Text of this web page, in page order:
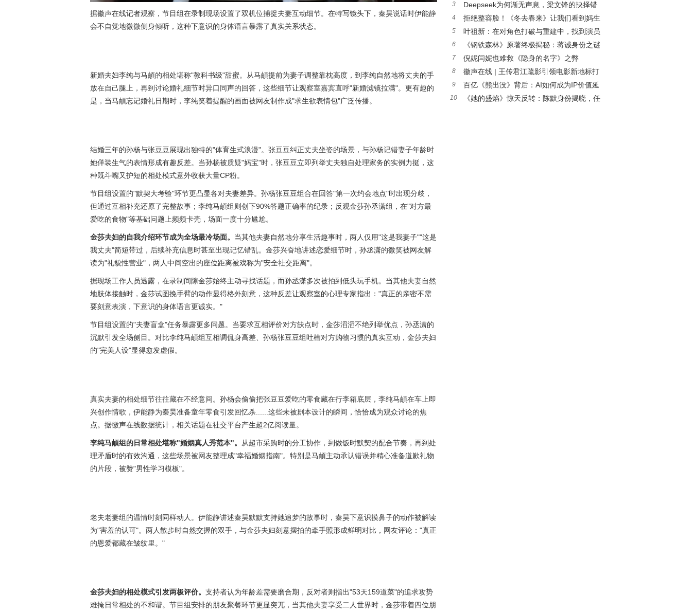
据徽声在线记者观察，节目组在录制现场设置了双机位捕捉夫妻互动细节。在特写镜头下，秦昊说话时伊能静
会不自觉地微微侧身倾听，这种下意识的身体语言暴露了真实关系状态。
新婚夫妇李纯与马頔的相处堪称"教科书级"甜蜜。从马頔提前为妻子调整靠枕高度，到李纯自然地将丈夫的手
放在自己腿上，再到讨论婚礼细节时异口同声的回答，这些细节让观察室嘉宾直呼"新婚滤镜拉满"。更有趣的
是，当马頔忘记婚礼日期时，李纯笑着提醒的画面被网友制作成"求生欲表情包"广泛传播。
结婚三年的孙杨与张豆豆展现出独特的"体育生式浪漫"。张豆豆纠正丈夫坐姿的场景，与孙杨记错妻子年龄时
她佯装生气的表情形成有趣反差。当孙杨被质疑"妈宝"时，张豆豆立即列举丈夫独自处理家务的实例力挺，这
种既斗嘴又护短的相处模式意外收获大量CP粉。
节目组设置的"默契大考验"环节更凸显各对夫妻差异。孙杨张豆豆组合在回答"第一次约会地点"时出现分歧，
但通过互相补充还原了完整故事；李纯马頔组则创下90%答题正确率的纪录；反观金莎孙丞潇组，在"对方最
爱吃的食物"等基础问题上频频卡壳，场面一度十分尴尬。
金莎夫妇的自我介绍环节成为全场最冷场面。 当其他夫妻自然地分享生活趣事时，两人仅用"这是我妻子""这是
我丈夫"简短带过，后续补充信息时甚至出现记忆错乱。金莎兴奋地讲述恋爱细节时，孙丞潇的微笑被网友解
读为"礼貌性营业"，两人中间空出的座位距离被戏称为"安全社交距离"。
据现场工作人员透露，在录制间隙金莎始终主动寻找话题，而孙丞潇多次被拍到低头玩手机。当其他夫妻自然
地肢体接触时，金莎试图挽手臂的动作显得格外刻意，这种反差让观察室的心理专家指出："真正的亲密不需
要刻意表演，下意识的身体语言更诚实。"
节目组设置的"夫妻盲盒"任务暴露更多问题。当要求互相评价对方缺点时，金莎滔滔不绝列举优点，孙丞潇的
沉默引发全场侧目。对比李纯马頔组互相调侃身高差、孙杨张豆豆组吐槽对方购物习惯的真实互动，金莎夫妇
的"完美人设"显得愈发虚假。
真实夫妻的相处细节往往藏在不经意间。孙杨会偷偷把张豆豆爱吃的零食藏在行李箱底层，李纯马頔在车上即
兴创作情歌，伊能静为秦昊准备童年零食引发回忆杀......这些未被剧本设计的瞬间，恰恰成为观众讨论的焦
点。据徽声在线数据统计，相关话题在社交平台产生超2亿阅读量。
李纯马頔组的日常相处堪称"婚姻真人秀范本"。 从超市采购时的分工协作，到做饭时默契的配合节奏，再到处
理矛盾时的有效沟通，这些场景被网友整理成"幸福婚姻指南"。特别是马頔主动承认错误并精心准备道歉礼物
的片段，被赞"男性学习模板"。
老夫老妻组的温情时刻同样动人。伊能静讲述秦昊默默支持她追梦的故事时，秦昊下意识摸鼻子的动作被解读
为"害羞的认可"。两人散步时自然交握的双手，与金莎夫妇刻意摆拍的牵手照形成鲜明对比，网友评论："真正
的恩爱都藏在皱纹里。"
金莎夫妇的相处模式引发两极评价。 支持者认为年龄差需要磨合期，反对者则指出"53天159道菜"的追求攻势
难掩日常相处的不和谐。节目组安排的朋友聚餐环节更显突兀，当其他夫妻享受二人世界时，金莎带着四位朋
验
3
Deepseek为何渐无声息，梁文锋的抉择错
失发展良机？
4
拒绝整容脸！《冬去春来》让我们看到妈生
脸在年代剧中的高级魅力
5
叶祖新：在对角色打破与重建中，找到演员
的质感丨对话
6
《钢铁森林》原著终极揭秘：蒋诚身份之谜
牵出警队双重内鬼
7 倪妮闫妮也难救《隐身的名字》之弊
8
徽声在线 | 王传君江疏影引领电影新地标打
卡热潮
9
百亿《熊出没》背后：AI如何成为IP价值延
伸的“放大器”?
10
《她的盛焰》惊天反转：陈默身份揭晓，任